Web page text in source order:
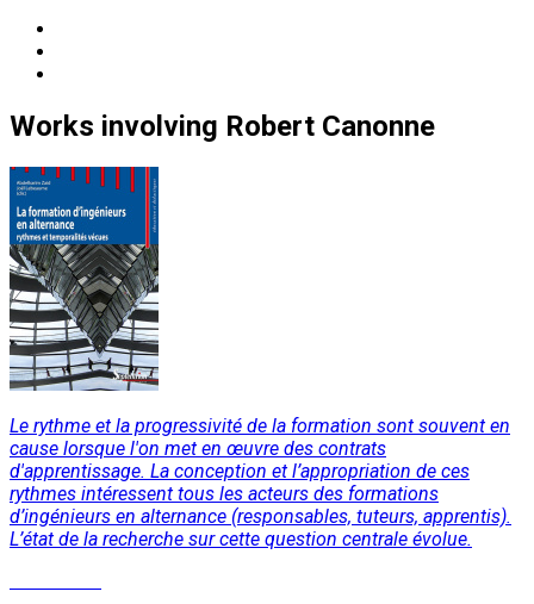
Works involving Robert Canonne
Le rythme et la progressivité de la formation sont souvent en
cause lorsque l'on met en œuvre des contrats
d'apprentissage. La conception et l’appropriation de ces
rythmes intéressent tous les acteurs des formations
d’ingénieurs en alternance (responsables, tuteurs, apprentis).
L’état de la recherche sur cette question centrale évolue.